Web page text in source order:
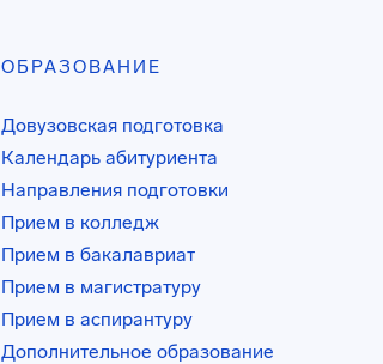
ОБРАЗОВАНИЕ
Довузовская подготовка
Календарь абитуриента
Направления подготовки
Прием в колледж
Прием в бакалавриат
Прием в магистратуру
Прием в аспирантуру
Дополнительное образование